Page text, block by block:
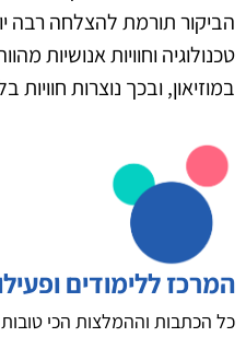
הביקור תורמת להצלחה רבה
טכנולוגיה וחוויות אנושיות
במוזיאון, ובכך נוצרות
המרכז ללימודים
כל הכתבות וההמלצות הכי טובות